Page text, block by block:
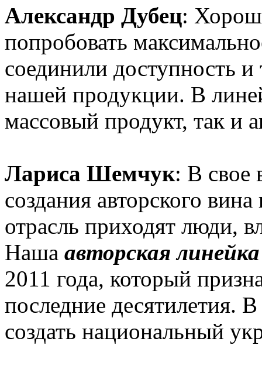
Александр Дубец:
попробовать
соединили доступность и
нашей продукции. В
массовый продукт, так и
Лариса Шемчук: В свое
создания авторского
отрасль приходят люди,
Наша авторская
2011 года, который
последние десятилетия.
создать национальный